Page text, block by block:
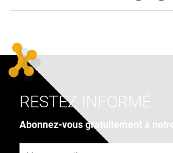
RESTEZ INFORMÉ
Abonnez-vous gratuitement à